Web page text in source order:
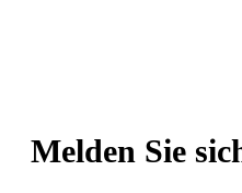
Melden Sie